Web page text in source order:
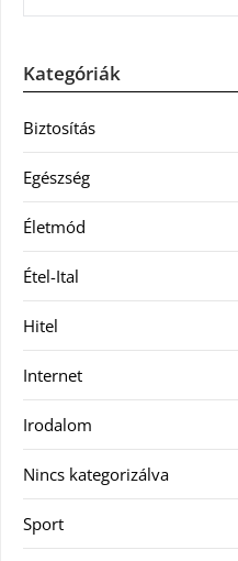
Kategóriák
Biztosítás
Egészség
Életmód
Étel-Ital
Hitel
Internet
Irodalom
Nincs kategorizálva
Sport